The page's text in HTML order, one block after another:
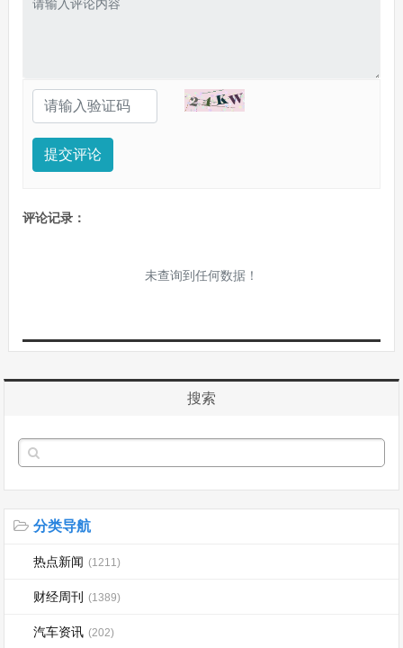
提交评论
评论记录：
未查询到任何数据！
搜索
分类导航
热点新闻 (1211)
财经周刊 (1389)
汽车资讯 (202)